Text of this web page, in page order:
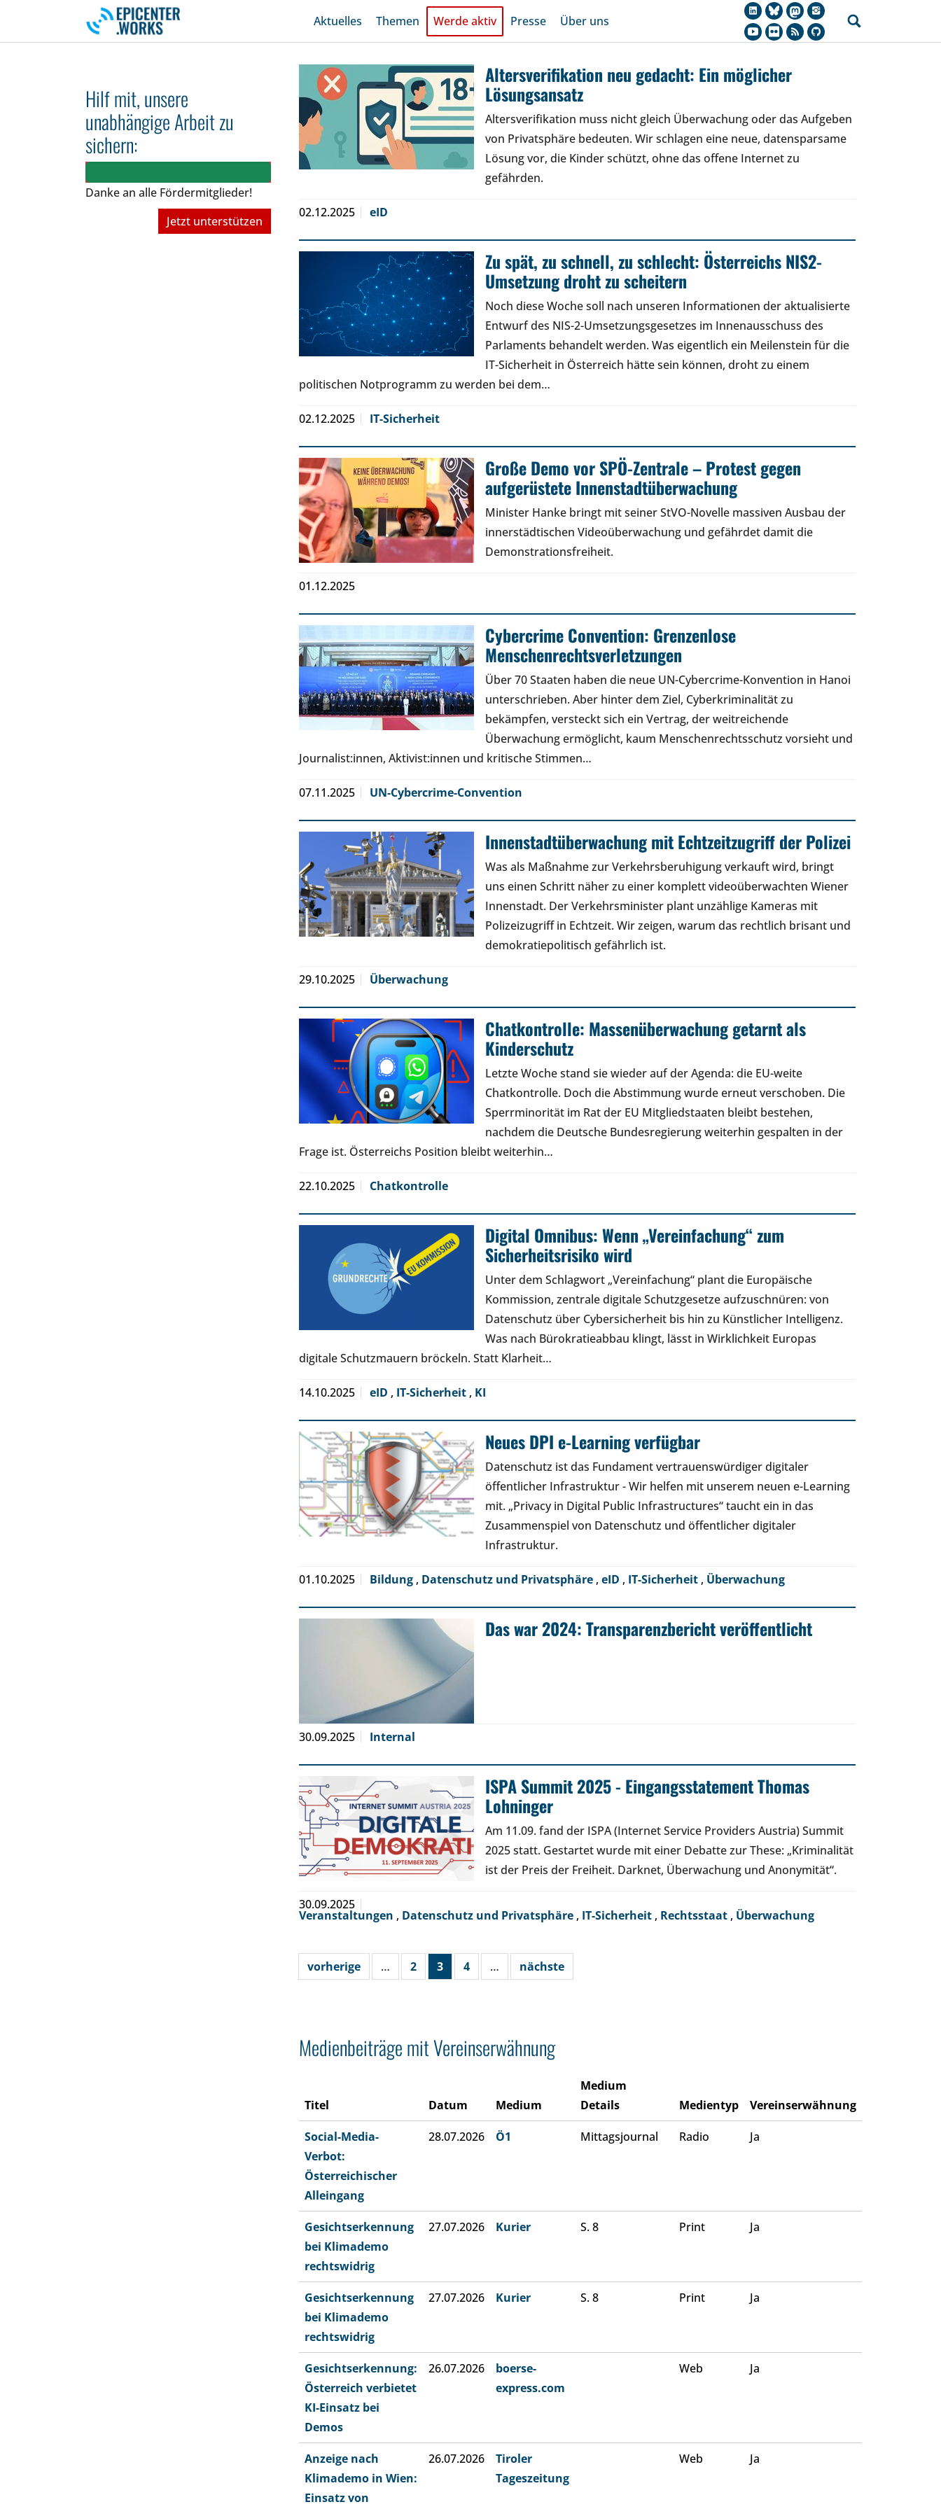
Skip to main navigation
Skip to main content
Skip to page footer
Aktuelles Themen Werde aktiv Presse Über uns
Hilf mit, unsere
unabhängige Arbeit zu
sichern:
Danke an alle Fördermitglieder!
Jetzt unterstützen
Altersverifikation neu gedacht: Ein möglicher
Lösungsansatz
Altersverifikation muss nicht gleich Überwachung oder das Aufgeben
von Privatsphäre bedeuten. Wir schlagen eine neue, datensparsame
Lösung vor, die Kinder schützt, ohne das offene Internet zu
gefährden.
02.12.2025 eID
Zu spät, zu schnell, zu schlecht: Österreichs NIS2-
Umsetzung droht zu scheitern
Noch diese Woche soll nach unseren Informationen der aktualisierte
Entwurf des NIS-2-Umsetzungsgesetzes im Innenausschuss des
Parlaments behandelt werden. Was eigentlich ein Meilenstein für die
IT-Sicherheit in Österreich hätte sein können, droht zu einem
politischen Notprogramm zu werden bei dem…
02.12.2025 IT-Sicherheit
Große Demo vor SPÖ-Zentrale – Protest gegen
aufgerüstete Innenstadtüberwachung
Minister Hanke bringt mit seiner StVO-Novelle massiven Ausbau der
innerstädtischen Videoüberwachung und gefährdet damit die
Demonstrationsfreiheit.
01.12.2025
Cybercrime Convention: Grenzenlose
Menschenrechtsverletzungen
Über 70 Staaten haben die neue UN-Cybercrime-Konvention in Hanoi
unterschrieben. Aber hinter dem Ziel, Cyberkriminalität zu
bekämpfen, versteckt sich ein Vertrag, der weitreichende
Überwachung ermöglicht, kaum Menschenrechtsschutz vorsieht und
Journalist:innen, Aktivist:innen und kritische Stimmen…
07.11.2025 UN-Cybercrime-Convention
Innenstadtüberwachung mit Echtzeitzugriff der Polizei
Was als Maßnahme zur Verkehrsberuhigung verkauft wird, bringt
uns einen Schritt näher zu einer komplett videoüberwachten Wiener
Innenstadt. Der Verkehrsminister plant unzählige Kameras mit
Polizeizugriff in Echtzeit. Wir zeigen, warum das rechtlich brisant und
demokratiepolitisch gefährlich ist.
29.10.2025 Überwachung
Chatkontrolle: Massenüberwachung getarnt als
Kinderschutz
Letzte Woche stand sie wieder auf der Agenda: die EU-weite
Chatkontrolle. Doch die Abstimmung wurde erneut verschoben. Die
Sperrminorität im Rat der EU Mitgliedstaaten bleibt bestehen,
nachdem die Deutsche Bundesregierung weiterhin gespalten in der
Frage ist. Österreichs Position bleibt weiterhin…
22.10.2025 Chatkontrolle
Digital Omnibus: Wenn „Vereinfachung“ zum
Sicherheitsrisiko wird
Unter dem Schlagwort „Vereinfachung“ plant die Europäische
Kommission, zentrale digitale Schutzgesetze aufzuschnüren: von
Datenschutz über Cybersicherheit bis hin zu Künstlicher Intelligenz.
Was nach Bürokratieabbau klingt, lässt in Wirklichkeit Europas
digitale Schutzmauern bröckeln. Statt Klarheit…
14.10.2025 eID , IT-Sicherheit , KI
Neues DPI e-Learning verfügbar
Datenschutz ist das Fundament vertrauenswürdiger digitaler
öffentlicher Infrastruktur - Wir helfen mit unserem neuen e-Learning
mit. „Privacy in Digital Public Infrastructures“ taucht ein in das
Zusammenspiel von Datenschutz und öffentlicher digitaler
Infrastruktur.
01.10.2025 Bildung , Datenschutz und Privatsphäre , eID , IT-Sicherheit , Überwachung
Das war 2024: Transparenzbericht veröffentlicht
30.09.2025 Internal
ISPA Summit 2025 - Eingangsstatement Thomas
Lohninger
Am 11.09. fand der ISPA (Internet Service Providers Austria) Summit
2025 statt. Gestartet wurde mit einer Debatte zur These: „Kriminalität
ist der Preis der Freiheit. Darknet, Überwachung und Anonymität“.
30.09.2025
Veranstaltungen , Datenschutz und Privatsphäre , IT-Sicherheit , Rechtsstaat , Überwachung
vorherige … 2 3 4 … nächste
Medienbeiträge mit Vereinserwähnung
Titel Datum Medium
Medium
Details
Medientyp Vereinserwähnung
Social-Media-
Verbot:
Österreichischer
Alleingang
28.07.2026 Ö1 Mittagsjournal Radio Ja
Gesichtserkennung
bei Klimademo
rechtswidrig
27.07.2026 Kurier S. 8 Print Ja
Gesichtserkennung
bei Klimademo
rechtswidrig
27.07.2026 Kurier S. 8 Print Ja
Gesichtserkennung:
Österreich verbietet
KI-Einsatz bei
Demos
26.07.2026
boerse-
express.com
Web Ja
Anzeige nach
Klimademo in Wien:
Einsatz von
26.07.2026
Tiroler
Tageszeitung
Web Ja